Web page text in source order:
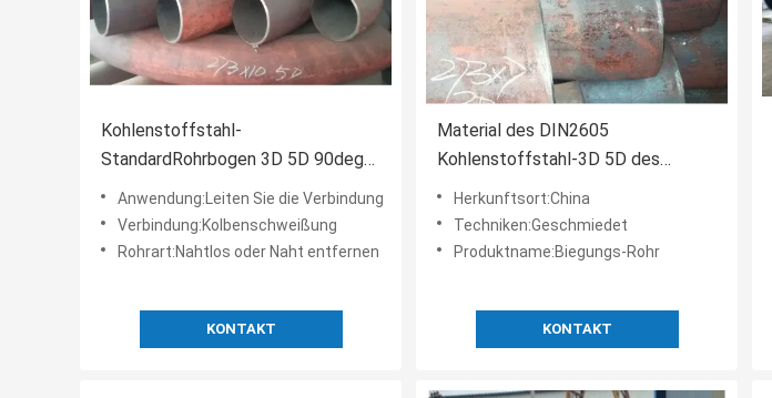
Kohlenstoffstahl-
StandardRohrbogen 3D 5D 90deg
GBs Buttweld auf Lager
Anwendung:Leiten Sie die Verbindung
Verbindung:Kolbenschweißung
Rohrart:Nahtlos oder Naht entfernen
KONTAKT
Material des DIN2605
Kohlenstoffstahl-3D 5D des
Rohrbogen-90 des Grad-A234wpb
Herkunftsort:China
Techniken:Geschmiedet
Produktname:Biegungs-Rohr
KONTAKT